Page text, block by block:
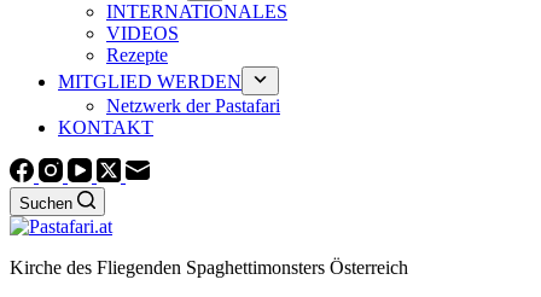
INTERNATIONALES
VIDEOS
Rezepte
MITGLIED WERDEN
Netzwerk der Pastafari
KONTAKT
Suchen
Kirche des Fliegenden Spaghettimonsters Österreich